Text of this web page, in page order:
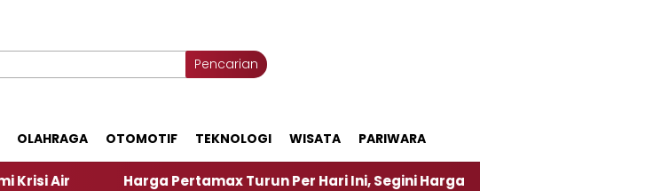
Pencarian
OLAHRAGA OTOMOTIF TEKNOLOGI WISATA PARIWARA
Harga Pertamax Turun Per Hari Ini, Segini Harganya